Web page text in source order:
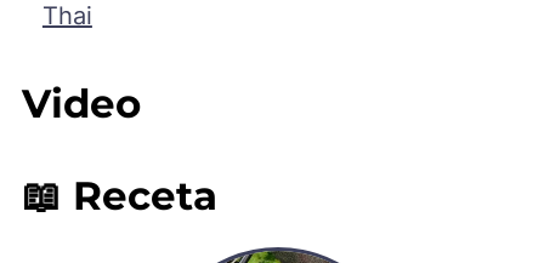
Thai
Video
📖 Receta